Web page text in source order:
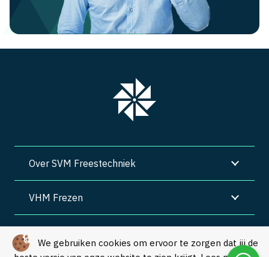
We gebruiken cookies om ervoor te zorgen dat jij de
Over SVM Freestechniek
VHM Frezen